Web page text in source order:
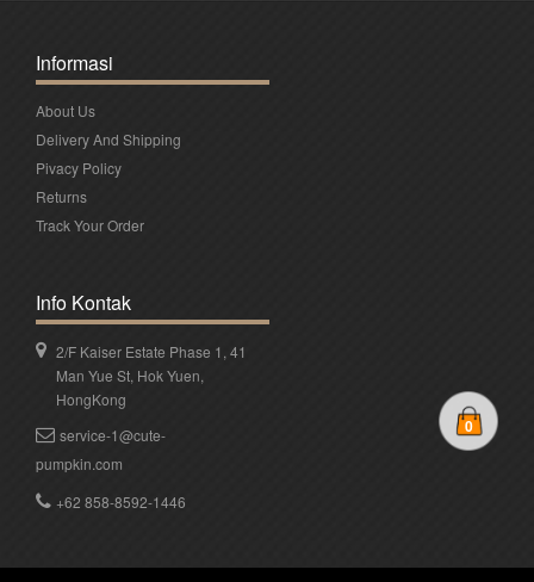
Informasi
About Us
Delivery And Shipping
Pivacy Policy
Returns
Track Your Order
Info Kontak
2/F Kaiser Estate Phase 1, 41
Man Yue St, Hok Yuen,
HongKong
service-1@cute-
pumpkin.com
+62 858-8592-1446
0